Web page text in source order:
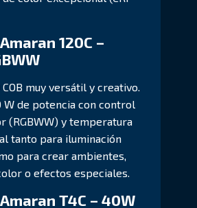
120C –
COB muy versátil y creativo.
W de potencia con control
(RGBWW) y temperatura
tanto para iluminación
para crear ambientes,
o efectos especiales.
T4C – 40W